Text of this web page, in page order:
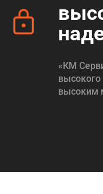
«КМ
высоким